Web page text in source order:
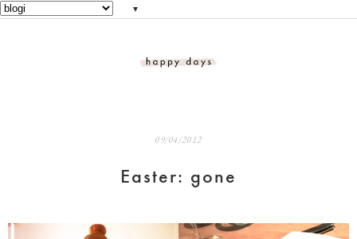
▼
09/04/2012
Easter: gone